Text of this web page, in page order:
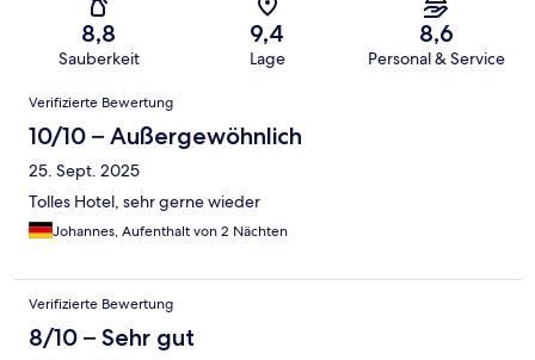
8,8
Sauberkeit
9,4
Lage
8,6
Personal & Service
Bewertungen
Verifizierte Bewertung
10/10 – Außergewöhnlich
25. Sept. 2025
Tolles Hotel, sehr gerne wieder
Johannes, Aufenthalt von 2 Nächten
Verifizierte Bewertung
8/10 – Sehr gut